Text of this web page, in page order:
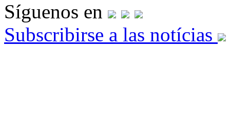
Síguenos en
Subscribirse a las notícias